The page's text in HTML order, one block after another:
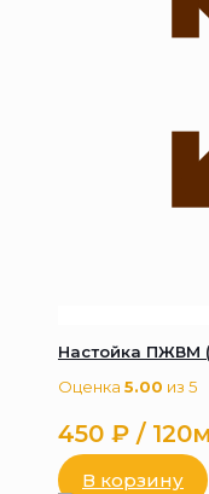
Настойка ПЖВМ
Оценка 5.00 из 5
450 ₽ /
В корзину